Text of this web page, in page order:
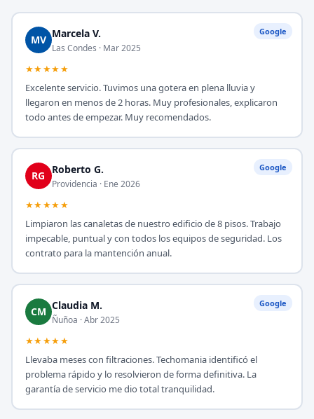
Google
MV Marcela V.
Las Condes · Mar 2025
★★★★★
Excelente servicio. Tuvimos una gotera en plena lluvia y
llegaron en menos de 2 horas. Muy profesionales, explicaron
todo antes de empezar. Muy recomendados.
Google
RG Roberto G.
Providencia · Ene 2026
★★★★★
Limpiaron las canaletas de nuestro edificio de 8 pisos. Trabajo
impecable, puntual y con todos los equipos de seguridad. Los
contrato para la mantención anual.
Google
CM Claudia M.
Ñuñoa · Abr 2025
★★★★★
Llevaba meses con filtraciones. Techomania identificó el
problema rápido y lo resolvieron de forma definitiva. La
garantía de servicio me dio total tranquilidad.